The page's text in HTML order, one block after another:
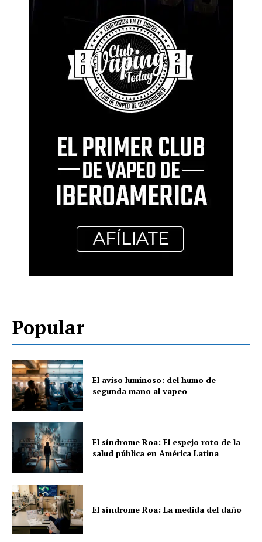
Popular
El aviso luminoso: del humo de
segunda mano al vapeo
El síndrome Roa: El espejo roto de la
salud pública en América Latina
El síndrome Roa: La medida del daño